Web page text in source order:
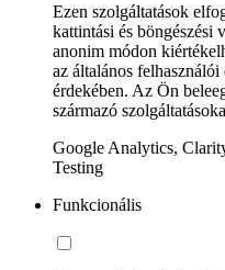
Ezen szolgáltatások
kattintási és böngészési
anonim módon
az általános
érdekében. Az Ön
származó
Google Analytics,
Testing
Funkcionális